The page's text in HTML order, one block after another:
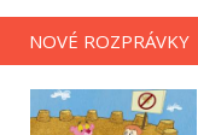
NOVÉ ROZPRÁVKY